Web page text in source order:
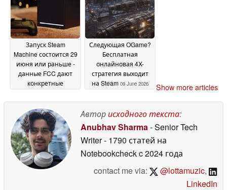
Запуск Steam
Machine состоится 29
июня или раньше -
данные FCC дают
конкретные
Следующая OGame?
Бесплатная
онлайновая 4X-
стратегия выходит
на Steam 09 June 2026 Show more articles
Авторисходного текста:
Anubhav Sharma- Senior Tech
Writer- 1790 статей на
Notebookcheckc 2024 года
contact me via:
@lottamuzic,
LinkedIn